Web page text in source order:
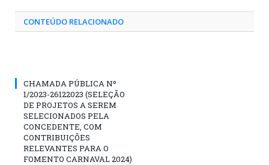
CONTEÚDO RELACIONADO
CHAMADA PÚBLICA Nº
1/2023-26122023 (SELEÇÃO
DE PROJETOS A SEREM
SELECIONADOS PELA
CONCEDENTE, COM
CONTRIBUIÇÕES
RELEVANTES PARA O
FOMENTO CARNAVAL 2024)